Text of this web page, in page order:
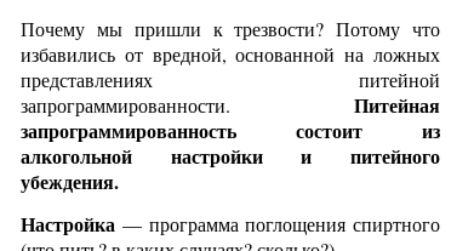
Почему мы пришли к трезвости? Потому что
избавились от вредной, основанной на ложных
представлениях питейной
запрограммированности. Питейная
запрограммированность состоит из
алкогольной настройки и питейного
убеждения.
Настройка — программа поглощения спиртного